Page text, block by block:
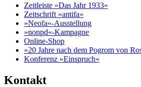
Zeitleiste »Das Jahr 1933«
Zeitschrift »antifa«
»Neofa«-Ausstellung
»nonpd«-Kampagne
Online-Shop
»20 Jahre nach dem Pogrom von
Konferenz »Einspruch«
Kontakt